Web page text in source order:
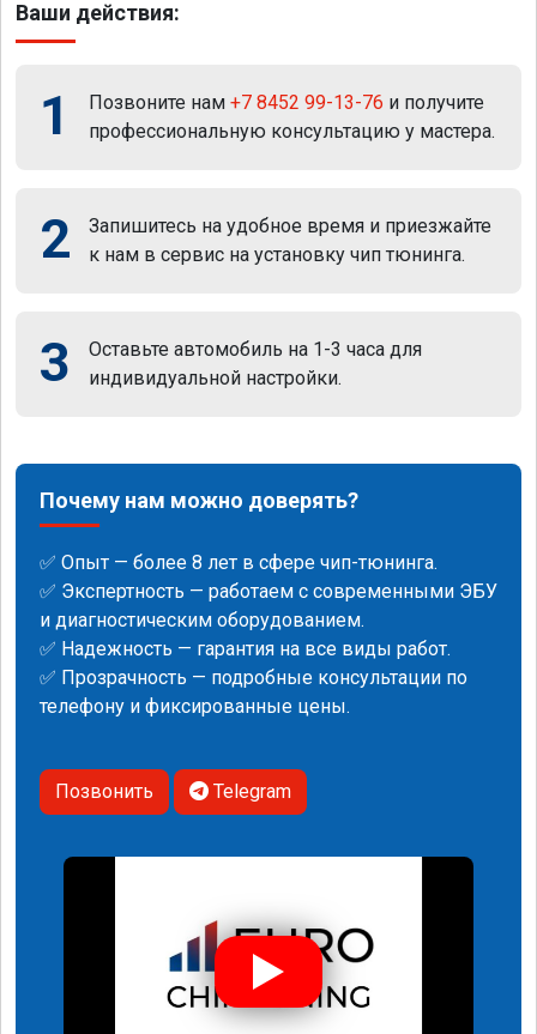
Ваши действия:
1 Позвоните нам +7 8452 99-13-76 и получите
профессиональную консультацию у мастера.
2
Запишитесь на удобное время и приезжайте
к нам в сервис на установку чип тюнинга.
3
Оставьте автомобиль на 1-3 часа для
индивидуальной настройки.
Почему нам можно доверять?
✅ Опыт — более 8 лет в сфере чип-тюнинга.
✅ Экспертность — работаем с современными ЭБУ
и диагностическим оборудованием.
✅ Надежность — гарантия на все виды работ.
✅ Прозрачность — подробные консультации по
телефону и фиксированные цены.
Позвонить Telegram